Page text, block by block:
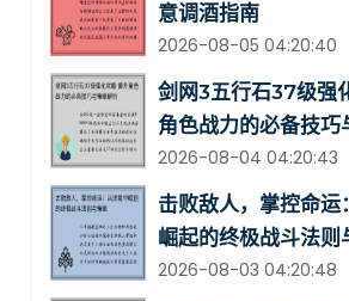
意调酒指南
2026-08-05 04:20:40
剑网3五行石37级强
角色战力的必备技巧
2026-08-04 04:20:43
击败敌人，掌控命运
崛起的终极战斗法则
2026-08-03 04:20:48